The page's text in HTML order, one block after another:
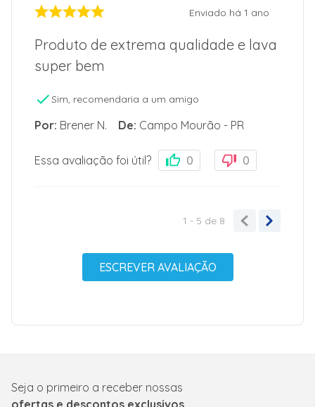
Enviado há 1 ano
Produto de extrema qualidade e lava
super bem
Sim, recomendaria a um amigo
Por: Brener N. De: Campo Mourão - PR
Essa avaliação foi útil? 0 0
1 - 5 de 8
ESCREVER AVALIAÇÃO
Seja o primeiro a receber nossas